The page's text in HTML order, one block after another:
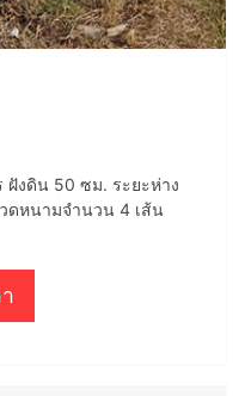
ฝังดิน 50 ซม. ระยะห่าง
ดหนามจำนวน 4 เส้น